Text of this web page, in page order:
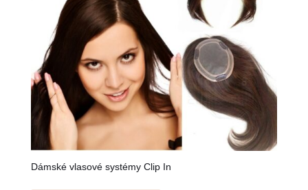
Dámské vlasové systémy Clip In